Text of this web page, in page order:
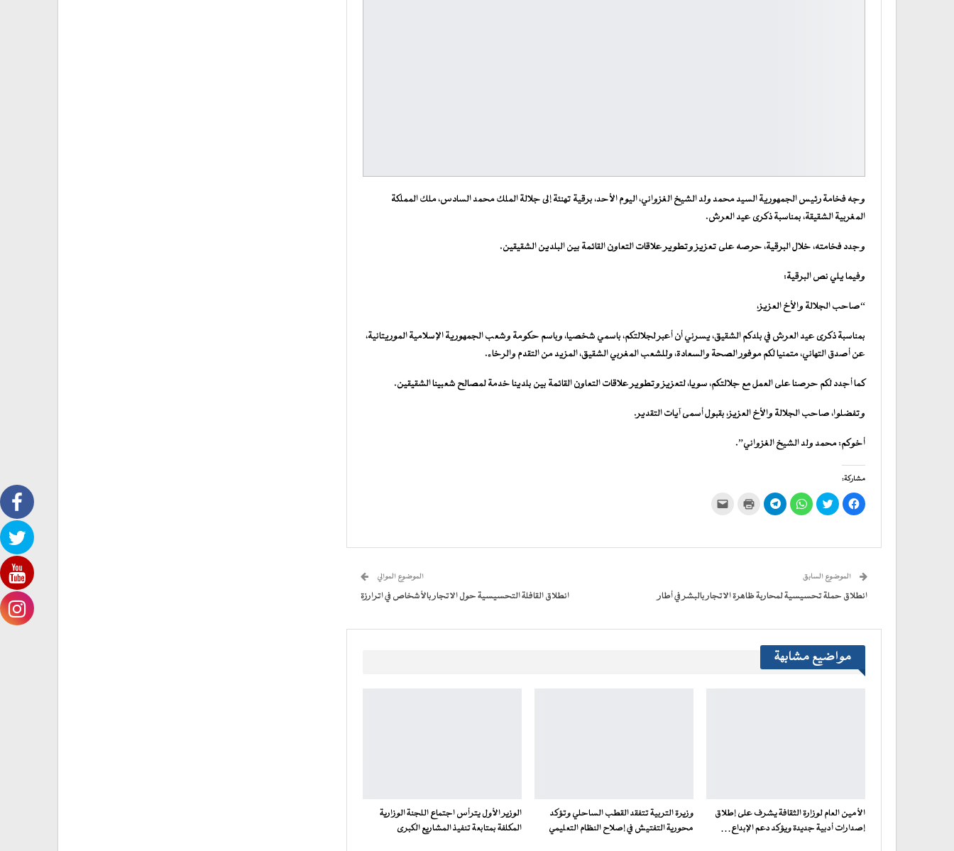
وجه فخامة رئيس الجمهورية السيد محمد ولد الشيخ الغزواني، اليوم الأحد، برقية تهنئة إلى جلالة الملك محمد السادس، ملك المملكة
المغربية الشقيقة، بمناسبة ذكرى عيد العرش.
وجدد فخامته، خلال البرقية، حرصه على تعزيز وتطوير علاقات التعاون القائمة بين البلدين الشقيقين.
وفيما يلي نص البرقية:
“صاحب الجلالة والأخ العزيز،
بمناسبة ذكرى عيد العرش في بلدكم الشقيق، يسرني أن أعبر لجلالتكم، باسمي شخصيا، وباسم حكومة وشعب الجمهورية الإسلامية الموريتانية،
عن أصدق التهاني، متمنيا لكم موفور الصحة والسعادة، وللشعب المغربي الشقيق، المزيد من التقدم والرخاء.
كما أجدد لكم حرصنا على العمل مع جلالتكم، سويا، لتعزيز وتطوير علاقات التعاون القائمة بين بلدينا خدمة لمصالح شعبينا الشقيقين.
وتفضلوا، صاحب الجلالة والأخ العزيز، بقبول أسمى آيات التقدير.
أخوكم: محمد ولد الشيخ الغزواني”.
مشاركة:
انقر
للمشاركة
على
اضغط
للمشاركة
على
انقر
للمشاركة
على
انقر
للمشاركة
اضغط
للطباعة
جديدة)
الموضوع السابق
انطلاق حملة تحسيسية لمحاربة ظاهرة الاتجار بالبشر في أطار
الموضوع الموالي
انطلاق القافلة التحسيسية حول الاتجار بالأشخاص في اترارزة
مواضيع مشابهة
الأمين العام لوزارة الثقافة يشرف على إطلاق
إصدارات أدبية جديدة ويؤكد دعم الإبداع…
وزيرة التربية تتفقد القطب الساحلي وتؤكد
محورية التفتيش في إصلاح النظام التعليمي
الوزير الأول يترأس اجتماع اللجنة الوزارية
المكلفة بمتابعة تنفيذ المشاريع الكبرى